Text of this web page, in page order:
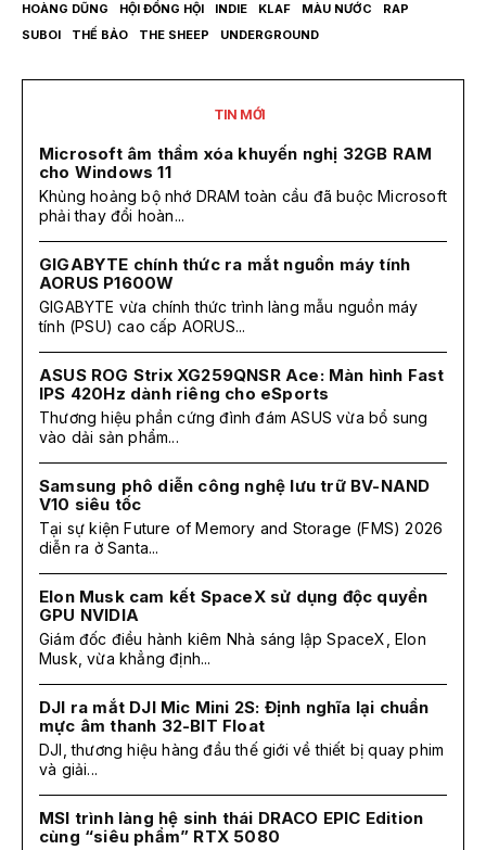
HOÀNG DŨNG
HỘI ĐỒNG HỘI INDIE KLAF MÀU NƯỚC
RAP
SUBOI
THẾ BẢO THE SHEEP UNDERGROUND
TIN MỚI
Microsoft âm thầm xóa khuyến nghị 32GB RAM
cho Windows 11
Khủng hoảng bộ nhớ DRAM toàn cầu đã buộc Microsoft
phải thay đổi hoàn...
GIGABYTE chính thức ra mắt nguồn máy tính
AORUS P1600W
GIGABYTE vừa chính thức trình làng mẫu nguồn máy
tính (PSU) cao cấp AORUS...
ASUS ROG Strix XG259QNSR Ace: Màn hình Fast
IPS 420Hz dành riêng cho eSports
Thương hiệu phần cứng đình đám ASUS vừa bổ sung
vào dải sản phẩm...
Samsung phô diễn công nghệ lưu trữ BV-NAND
V10 siêu tốc
Tại sự kiện Future of Memory and Storage (FMS) 2026
diễn ra ở Santa...
Elon Musk cam kết SpaceX sử dụng độc quyền
GPU NVIDIA
Giám đốc điều hành kiêm Nhà sáng lập SpaceX, Elon
Musk, vừa khẳng định...
DJI ra mắt DJI Mic Mini 2S: Định nghĩa lại chuẩn
mực âm thanh 32-BIT Float
DJI, thương hiệu hàng đầu thế giới về thiết bị quay phim
và giải...
MSI trình làng hệ sinh thái DRACO EPIC Edition
cùng “siêu phẩm” RTX 5080